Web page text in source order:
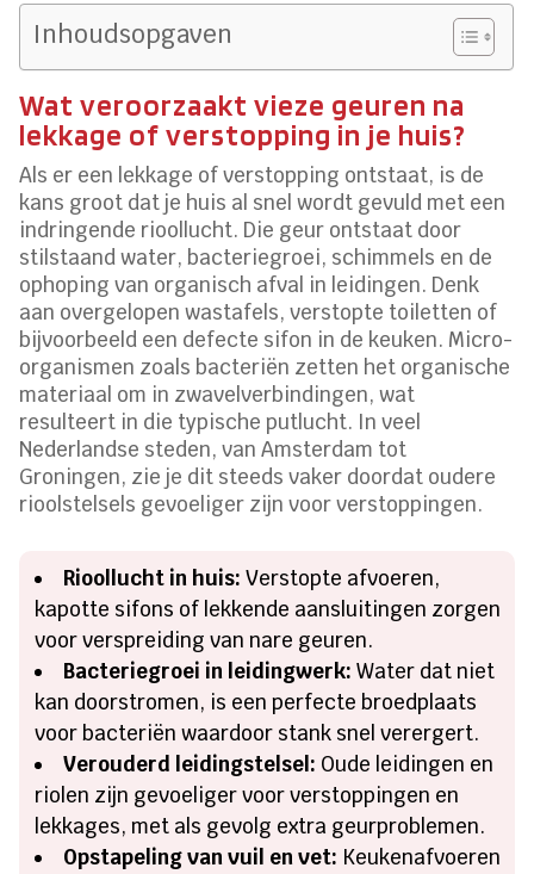
Inhoudsopgaven
Wat veroorzaakt vieze geuren na
lekkage of verstopping in je huis?
Als er een lekkage of verstopping ontstaat, is de
kans groot dat je huis al snel wordt gevuld met een
indringende rioollucht. Die geur ontstaat door
stilstaand water, bacteriegroei, schimmels en de
ophoping van organisch afval in leidingen. Denk
aan overgelopen wastafels, verstopte toiletten of
bijvoorbeeld een defecte sifon in de keuken. Micro-
organismen zoals bacteriën zetten het organische
materiaal om in zwavelverbindingen, wat
resulteert in die typische putlucht. In veel
Nederlandse steden, van Amsterdam tot
Groningen, zie je dit steeds vaker doordat oudere
rioolstelsels gevoeliger zijn voor verstoppingen.
Rioollucht in huis: Verstopte afvoeren,
kapotte sifons of lekkende aansluitingen zorgen
voor verspreiding van nare geuren.
Bacteriegroei in leidingwerk: Water dat niet
kan doorstromen, is een perfecte broedplaats
voor bacteriën waardoor stank snel verergert.
Verouderd leidingstelsel: Oude leidingen en
riolen zijn gevoeliger voor verstoppingen en
lekkages, met als gevolg extra geurproblemen.
Opstapeling van vuil en vet: Keukenafvoeren